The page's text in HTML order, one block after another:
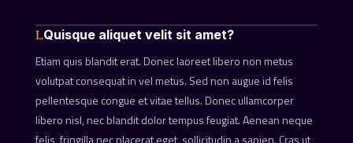
Quisque aliquet velit sit amet?
Etiam quis blandit erat. Donec laoreet libero non metus
volutpat consequat in vel metus. Sed non augue id felis
pellentesque congue et vitae tellus. Donec ullamcorper
libero nisl, nec blandit dolor tempus feugiat. Aenean neque
felis, fringilla nec placerat eget, sollicitudin a sapien. Cras ut